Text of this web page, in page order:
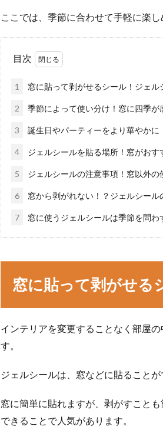
ここでは、季節に合わせて手軽に楽
目次
1 窓に貼って剥がせるシール！ジェル
2 季節によって使い分け！窓に四季
3 誕生日やパーティーをより華やか
4 ジェルシールを貼る場所！窓がおす
5 ジェルシールの注意事項！窓以外の
6 窓から剥がれない！？ジェルシール
7 窓に使うジェルシールは季節を問わ
窓に貼って剥がせる
インテリアを変更することなく部屋
す。
ジェルシールは、窓などに貼ること
窓に簡単に貼れますが、剥がすこと
できることで人気があります。